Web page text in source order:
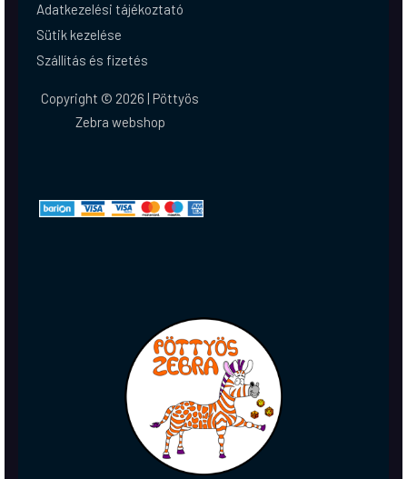
Adatkezelési tájékoztató
Sütik kezelése
Szállítás és fizetés
Copyright © 2026 | Pöttyös
Zebra webshop